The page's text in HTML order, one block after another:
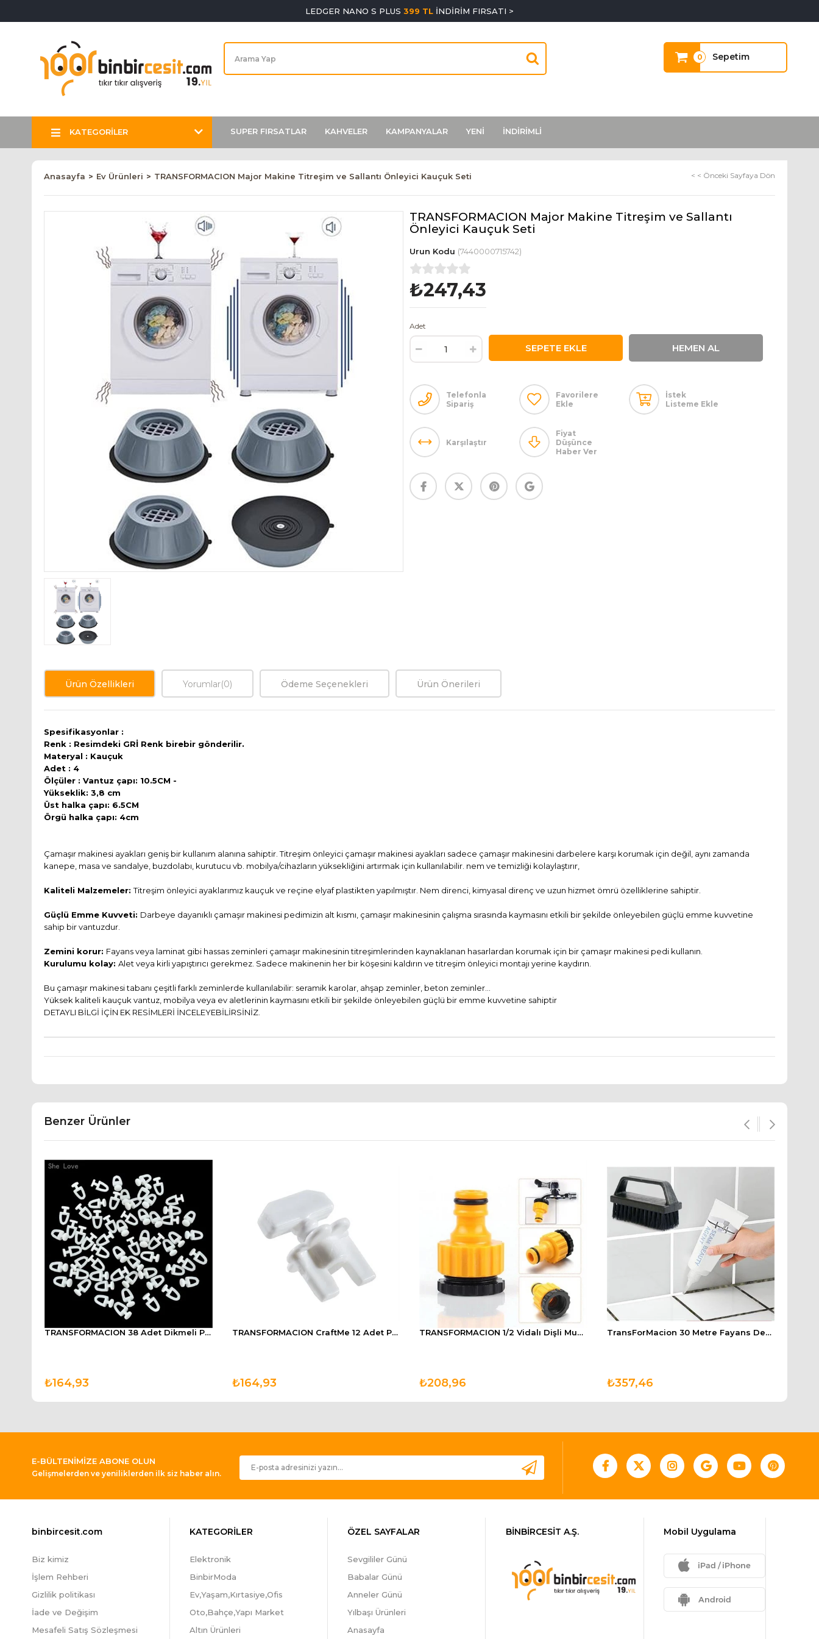
LEDGER NANO S PLUS 399 TL İNDİRİM FIRSATI >
Sepetim
0
KATEGORİLER SUPER FIRSATLAR KAHVELER KAMPANYALAR YENİ İNDİRİMLİ
Anasayfa Ev Ürünleri TRANSFORMACION Major Makine Titreşim ve Sallantı Önleyici Kauçuk Seti < < Önceki Sayfaya Dön
TRANSFORMACION Major Makine Titreşim ve Sallantı
Önleyici Kauçuk Seti
(7440000715742)
₺247,43
Adet
Telefonla
Sipariş
Favorilere
Ekle
İstek
Listeme Ekle
Karşılaştır
Fiyat
Düşünce
Haber Ver
Ürün Özellikleri Yorumlar(0) Ödeme Seçenekleri Ürün Önerileri
Spesifikasyonlar :
Renk : Resimdeki GRİ Renk birebir gönderilir.
Materyal : Kauçuk
Adet : 4
Ölçüler : Vantuz çapı: 10.5CM -
Yükseklik: 3,8 cm
Üst halka çapı: 6.5CM
Örgü halka çapı: 4cm
Çamaşır makinesi ayakları geniş bir kullanım alanına sahiptir. Titreşim önleyici çamaşır makinesi ayakları sadece çamaşır makinesini darbelere karşı korumak için değil, aynı zamanda
kanepe, masa ve sandalye, buzdolabı, kurutucu vb. mobilya/cihazların yüksekliğini artırmak için kullanılabilir. nem ve temizliği kolaylaştırır,
Kaliteli Malzemeler:Titreşim önleyici ayaklarımız kauçuk ve reçine elyaf plastikten yapılmıştır. Nem direnci, kimyasal direnç ve uzun hizmet ömrü özelliklerine sahiptir.
Güçlü Emme Kuvveti: Darbeye dayanıklı çamaşır makinesi pedimizin alt kısmı, çamaşır makinesinin çalışma sırasında kaymasını etkili bir şekilde önleyebilen güçlü emme kuvvetine
sahip bir vantuzdur.
Zemini korur: Fayans veya laminat gibi hassas zeminleri çamaşır makinesinin titreşimlerinden kaynaklanan hasarlardan korumak için bir çamaşır makinesi pedi kullanın.
Kurulumu kolay: Alet veya kirli yapıştırıcı gerekmez. Sadece makinenin her bir köşesini kaldırın ve titreşim önleyici montajı yerine kaydırın.
Bu çamaşır makinesi tabanı çeşitli farklı zeminlerde kullanılabilir: seramik karolar, ahşap zeminler, beton zeminler…
Yüksek kaliteli kauçuk vantuz, mobilya veya ev aletlerinin kaymasını etkili bir şekilde önleyebilen güçlü bir emme kuvvetine sahiptir
DETAYLI BİLGİ İÇİN EK RESİMLERİ İNCELEYEBİLİRSİNİZ.
Benzer Ürünler
TRANSFORMACION 38 Adet Dikmeli Perde Korniş Düğmesi
₺164,93
TRANSFORMACION CraftMe 12 Adet Perde Korniş Finali Sonu
₺164,93
TRANSFORMACION 1/2 Vidalı Dişli Musluk Sonu Hortum Bağlantı Konnektörü
₺208,96
TransForMacion 30 Metre Fayans Derz Mutfak Banyo Beyaz Dolgu Macunu
₺357,46
E-BÜLTENİMİZE ABONE OLUN
Gelişmelerden ve yeniliklerden ilk siz haber alın.
binbircesit.com
Biz kimiz
İşlem Rehberi
Gizlilik politikası
İade ve Değişim
Mesafeli Satış Sözleşmesi
KATEGORİLER
Elektronik
BinbirModa
Ev,Yaşam,Kırtasiye,Ofis
Oto,Bahçe,Yapı Market
Altın Ürünleri
ÖZEL SAYFALAR
Sevgililer Günü
Babalar Günü
Anneler Günü
Yılbaşı Ürünleri
Anasayfa
BİNBİRCESİT A.Ş. Mobil Uygulama